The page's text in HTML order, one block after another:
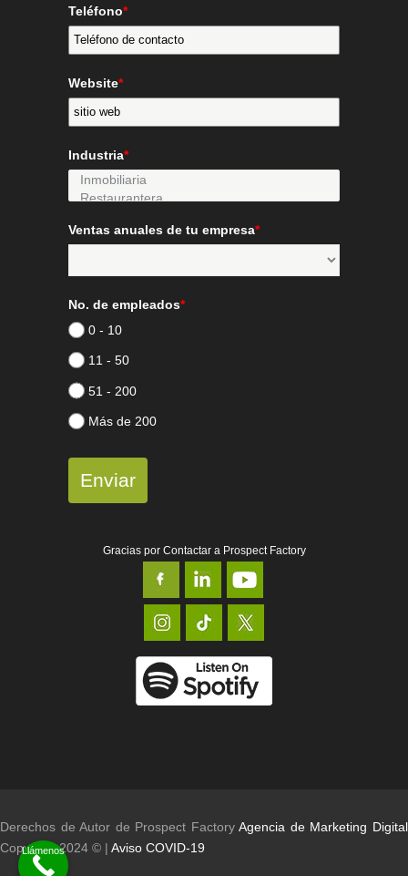
Teléfono*
Website*
Industria*
Ventas anuales de tu empresa*
No. de empleados*
0 - 10
11 - 50
51 - 200
Más de 200
Enviar
Gracias por Contactar a Prospect Factory
Derechos de Autor de Prospect FactoryAgencia de Marketing Digital
Copyright 2024 © | Aviso COVID-19